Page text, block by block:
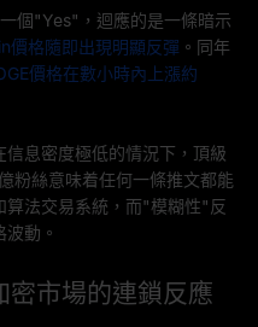
個"Yes"，迴應的是一條暗示
價格隨即出現明顯反彈 。同年
價格在數小時內上漲約
息密度極低的情況下，頂級
粉絲意味着任何一條推文都能
算法交易系統，而"模糊性"反
動。
市場的連鎖反應